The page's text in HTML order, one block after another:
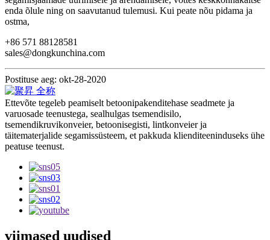
enda õlule ning on saavutanud tulemusi. Kui peate nõu pidama ja
ostma,
+86 571 88128581
sales@dongkunchina.com
Postituse aeg: okt-28-2020
Ettevõte tegeleb peamiselt betoonipakenditehase seadmete ja
varuosade teenustega, sealhulgas tsemendisilo,
tsemendikruvikonveier, betoonisegisti, lintkonveier ja
täitematerjalide segamissüsteem, et pakkuda klienditeeninduseks ühe
peatuse teenust.
viimased uudised